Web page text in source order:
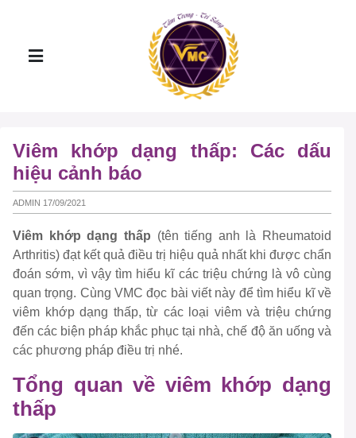
Viêm khớp dạng thấp: Các dấu
hiệu cảnh báo
ADMIN 17/09/2021
Viêm khớp dạng thấp (tên tiếng anh là Rheumatoid
Arthritis) đạt kết quả điều trị hiệu quả nhất khi được chẩn
đoán sớm, vì vậy tìm hiểu kĩ các triệu chứng là vô cùng
quan trọng. Cùng VMC đọc bài viết này để tìm hiểu kĩ về
viêm khớp dạng thấp, từ các loại viêm và triệu chứng
đến các biện pháp khắc phục tại nhà, chế độ ăn uống và
các phương pháp điều trị nhé.
Tổng quan về viêm khớp dạng
thấp